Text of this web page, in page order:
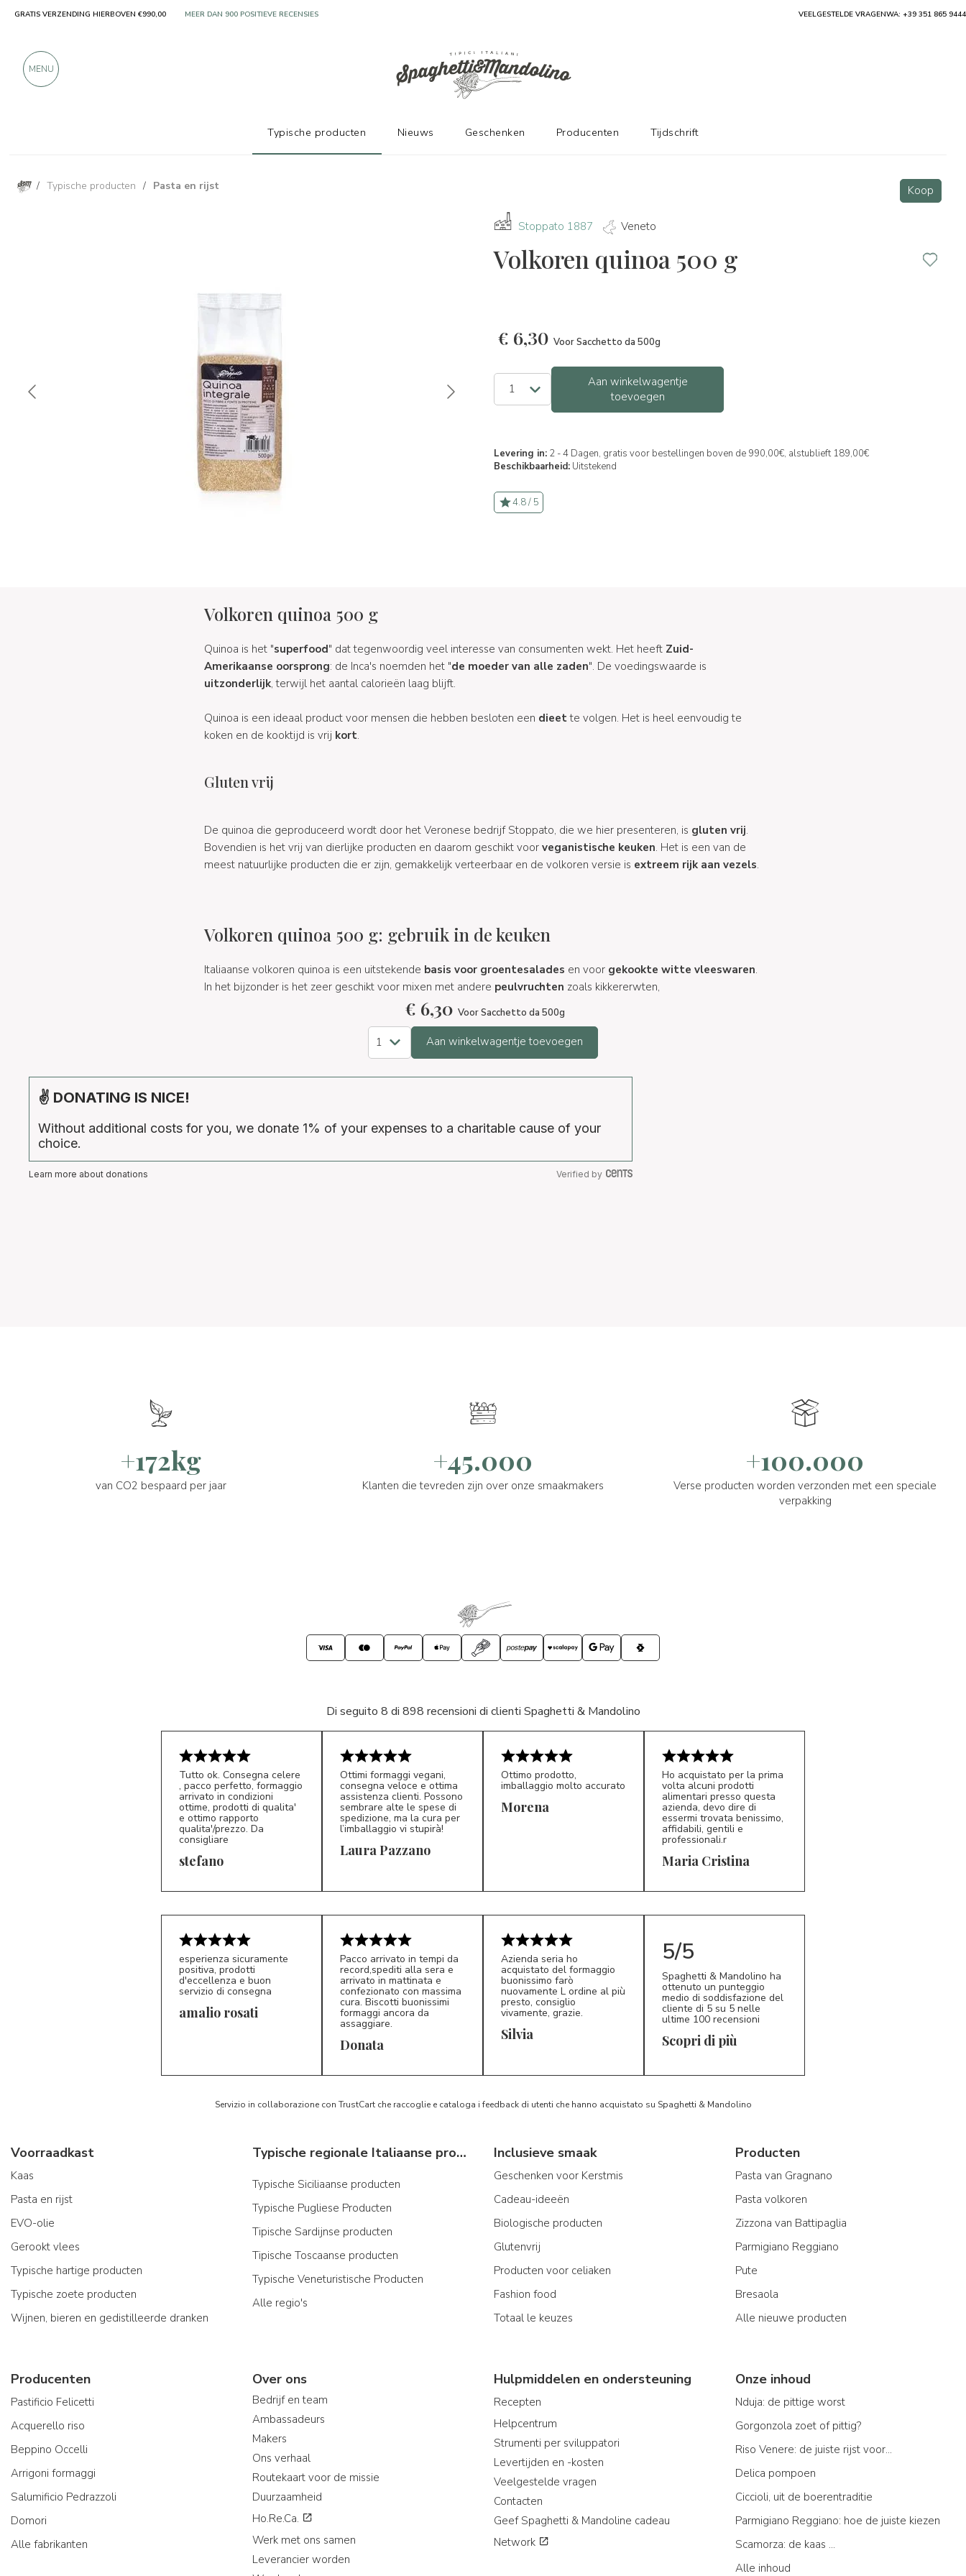
/ Typische producten / Pasta en rijst Koop
Stoppato 1887 Veneto
Volkoren quinoa 500 g
€ 6,30 Voor Sacchetto da 500g
Aan winkelwagentje
toevoegen
Levering in: 2 - 4 Dagen, gratis voor bestellingen boven de 990,00€, alstublieft 189,00€
Beschikbaarheid: Uitstekend
4.8 / 5
Volkoren quinoa 500 g
Quinoa is het "superfood" dat tegenwoordig veel interesse van consumenten wekt. Het heeftZuid-
Amerikaanse oorsprong: de Inca's noemden het "de moeder van alle zaden". De voedingswaarde is
uitzonderlijk, terwijl het aantal calorieën laag blijft.
Quinoa is een ideaal product voor mensen die hebben besloten een dieette volgen. Het is heel eenvoudig te
koken en de kooktijd is vrij kort.
Gluten vrij
De quinoa die geproduceerd wordt door het Veronese bedrijf Stoppato, die we hier presenteren, is gluten vrij.
Bovendien is het vrij van dierlijke producten en daarom geschikt voor veganistische keuken. Het is een van de
meest natuurlijke producten die er zijn, gemakkelijk verteerbaar en de volkoren versie is extreem rijk aan vezels.
Volkoren quinoa 500 g: gebruik in de keuken
Italiaanse volkoren quinoa is een uitstekende basis voor groentesalades en voor gekookte witte vleeswaren.
In het bijzonder is het zeer geschikt voor mixen met andere peulvruchten zoals kikkererwten,
€ 6,30 Voor Sacchetto da 500g
Aan winkelwagentje toevoegen
✌ DONATING IS NICE!
Without additional costs for you, we donate 1% of your expenses to a charitable cause of your
choice.
Learn more about donations Verified by
+172kg
van CO2 bespaard per jaar
+45.000
Klanten die tevreden zijn over onze smaakmakers
+100.000
Verse producten worden verzonden met een speciale
verpakking
Di seguito 8 di 898 recensioni di clienti Spaghetti & Mandolino
S*
Tutto ok. Consegna celere
, pacco perfetto, formaggio
arrivato in condizioni
ottime, prodotti di qualita'
e ottimo rapporto
qualita'/prezzo. Da
consigliare
stefano LP 5/5
Ottimi formaggi vegani,
consegna veloce e ottima
assistenza clienti. Possono
sembrare alte le spese di
spedizione, ma la cura per
l’imballaggio vi stupirà!
Laura Pazzano
Ottimo prodotto,
imballaggio molto accurato
Morena
MC 5/5
Ho acquistato per la prima
volta alcuni prodotti
alimentari presso questa
azienda, devo dire di
essermi trovata benissimo,
affidabili, gentili e
professionali.r
Maria Cristina
esperienza sicuramente
positiva, prodotti
d'eccellenza e buon
servizio di consegna
amalio rosati
D*
Pacco arrivato in tempi da
record,spediti alla sera e
arrivato in mattinata e
confezionato con massima
cura. Biscotti buonissimi
formaggi ancora da
assaggiare.
Donata S*
Azienda seria ho
acquistato del formaggio
buonissimo farò
nuovamente L ordine al più
presto, consiglio
vivamente, grazie.
Silvia
5/5
Spaghetti & Mandolino ha
ottenuto un punteggio
medio di soddisfazione del
cliente di 5 su 5 nelle
ultime 100 recensioni
Scopri di più
Servizio in collaborazione con TrustCart che raccoglie e cataloga i feedback di utenti che hanno acquistato su Spaghetti & Mandolino
Voorraadkast
Kaas
Pasta en rijst
EVO-olie
Gerookt vlees
Typische hartige producten
Typische zoete producten
Wijnen, bieren en gedistilleerde dranken
Typische regionale Italiaanse producten
Typische Siciliaanse producten
Typische Pugliese Producten
Tipische Sardijnse producten
Tipische Toscaanse producten
Typische Veneturistische Producten
Alle regio's
Inclusieve smaak
Geschenken voor Kerstmis
Cadeau-ideeën
Biologische producten
Glutenvrij
Producten voor celiaken
Fashion food
Totaal le keuzes
Producten
Pasta van Gragnano
Pasta volkoren
Zizzona van Battipaglia
Parmigiano Reggiano
Pute
Bresaola
Alle nieuwe producten
Producenten
Pastificio Felicetti
Acquerello riso
Beppino Occelli
Arrigoni formaggi
Salumificio Pedrazzoli
Domori
Alle fabrikanten
Over ons
Bedrijf en team
Ambassadeurs
Makers
Ons verhaal
Routekaart voor de missie
Duurzaamheid
Ho.Re.Ca.
Werk met ons samen
Leverancier worden
Hulpmiddelen en ondersteuning
Recepten
Helpcentrum
Strumenti per sviluppatori
Levertijden en -kosten
Veelgestelde vragen
Contacten
Geef Spaghetti & Mandoline cadeau
Network
Onze inhoud
Nduja: de pittige worst
Gorgonzola zoet of pittig?
Riso Venere: de juiste rijst voor...
Delica pompoen
Ciccioli, uit de boerentraditie
Parmigiano Reggiano: hoe de juiste kiezen
Scamorza: de kaas ...
Alle inhoud
GRATIS VERZENDING HIERBOVEN €990,00 ALLEEN PRODUCTEN VAN UITSTEKENDE FABRIKANTEN VEELGESTELDE VRAGENWA: +39 351 865 9444
MENU
Typische producten Nieuws Geschenken Producenten Tijdschrift